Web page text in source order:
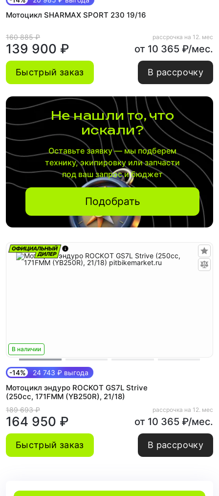
Мотоцикл SHARMAX SPORT 230 19/16
160 885 ₽
139 900 ₽
рассрочка на 12. мес
от 10 365 ₽/мес.
Быстрый заказ В рассрочку
Не нашли то, что
искали?
Оставьте заявку — мы подберем
технику, экипировку или запчасти
под ваш запрос и бюджет
Подобрать
В наличии
-14% 24 743 ₽ выгода
Мотоцикл эндуро ROCKOT GS7L Strive
(250cc, 171FMM (YB250R), 21/18)
189 693 ₽
164 950 ₽
рассрочка на 12. мес
от 10 365 ₽/мес.
Быстрый заказ В рассрочку